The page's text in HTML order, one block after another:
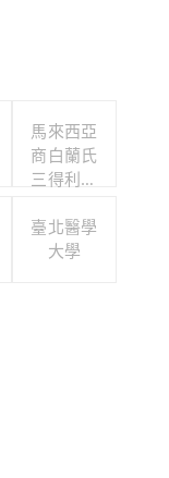
馬來西亞
商白蘭氏
三得利股
司台灣分
公司
臺北醫學
大學